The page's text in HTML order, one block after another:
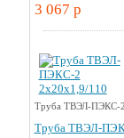
3 067 p
Труба ТВЭЛ-ПЭКС-
Труба ТВЭЛ-